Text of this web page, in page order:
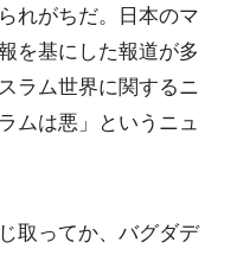
れがちだ。日本のマ
を基にした報道が多
ラム世界に関するニ
ムは悪」というニュ
取ってか、バグダデ